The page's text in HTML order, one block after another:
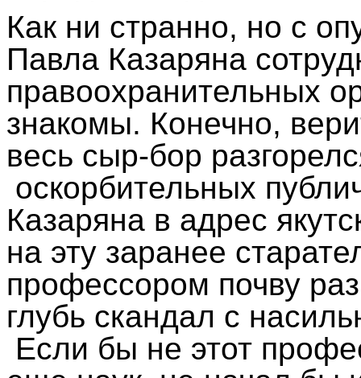
Как ни странно, но с
Павла Казаряна
правоохранительных
знакомы. Конечно,
весь сыр-бор
оскорбительных
Казаряна в адрес
на эту заранее
профессором почву
глубь скандал с
Если бы не этот